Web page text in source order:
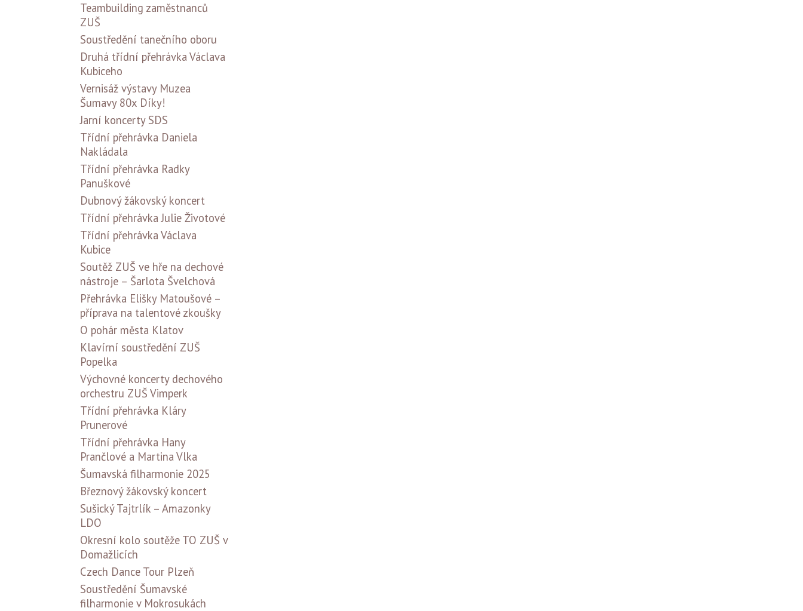
Teambuilding zaměstnanců
ZUŠ
Soustředění tanečního oboru
Druhá třídní přehrávka Václava
Kubiceho
Vernisáž výstavy Muzea
Šumavy 80x Díky!
Jarní koncerty SDS
Třídní přehrávka Daniela
Nakládala
Třídní přehrávka Radky
Panuškové
Dubnový žákovský koncert
Třídní přehrávka Julie Životové
Třídní přehrávka Václava
Kubice
Soutěž ZUŠ ve hře na dechové
nástroje – Šarlota Švelchová
Přehrávka Elišky Matoušové –
příprava na talentové zkoušky
O pohár města Klatov
Klavírní soustředění ZUŠ
Popelka
Výchovné koncerty dechového
orchestru ZUŠ Vimperk
Třídní přehrávka Kláry
Prunerové
Třídní přehrávka Hany
Prančlové a Martina Vlka
Šumavská filharmonie 2025
Březnový žákovský koncert
Sušický Tajtrlík – Amazonky
LDO
Okresní kolo soutěže TO ZUŠ v
Domažlicích
Czech Dance Tour Plzeň
Soustředění Šumavské
filharmonie v Mokrosukách